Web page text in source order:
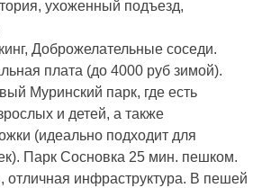
ухоженный подъезд,
Доброжелательные соседи.
плата (до 4000 руб зимой).
Муринский парк, где есть
и детей, а также
(идеально подходит для
Парк Сосновка 25 мин. пешком.
отличная инфраструктура. В пешей